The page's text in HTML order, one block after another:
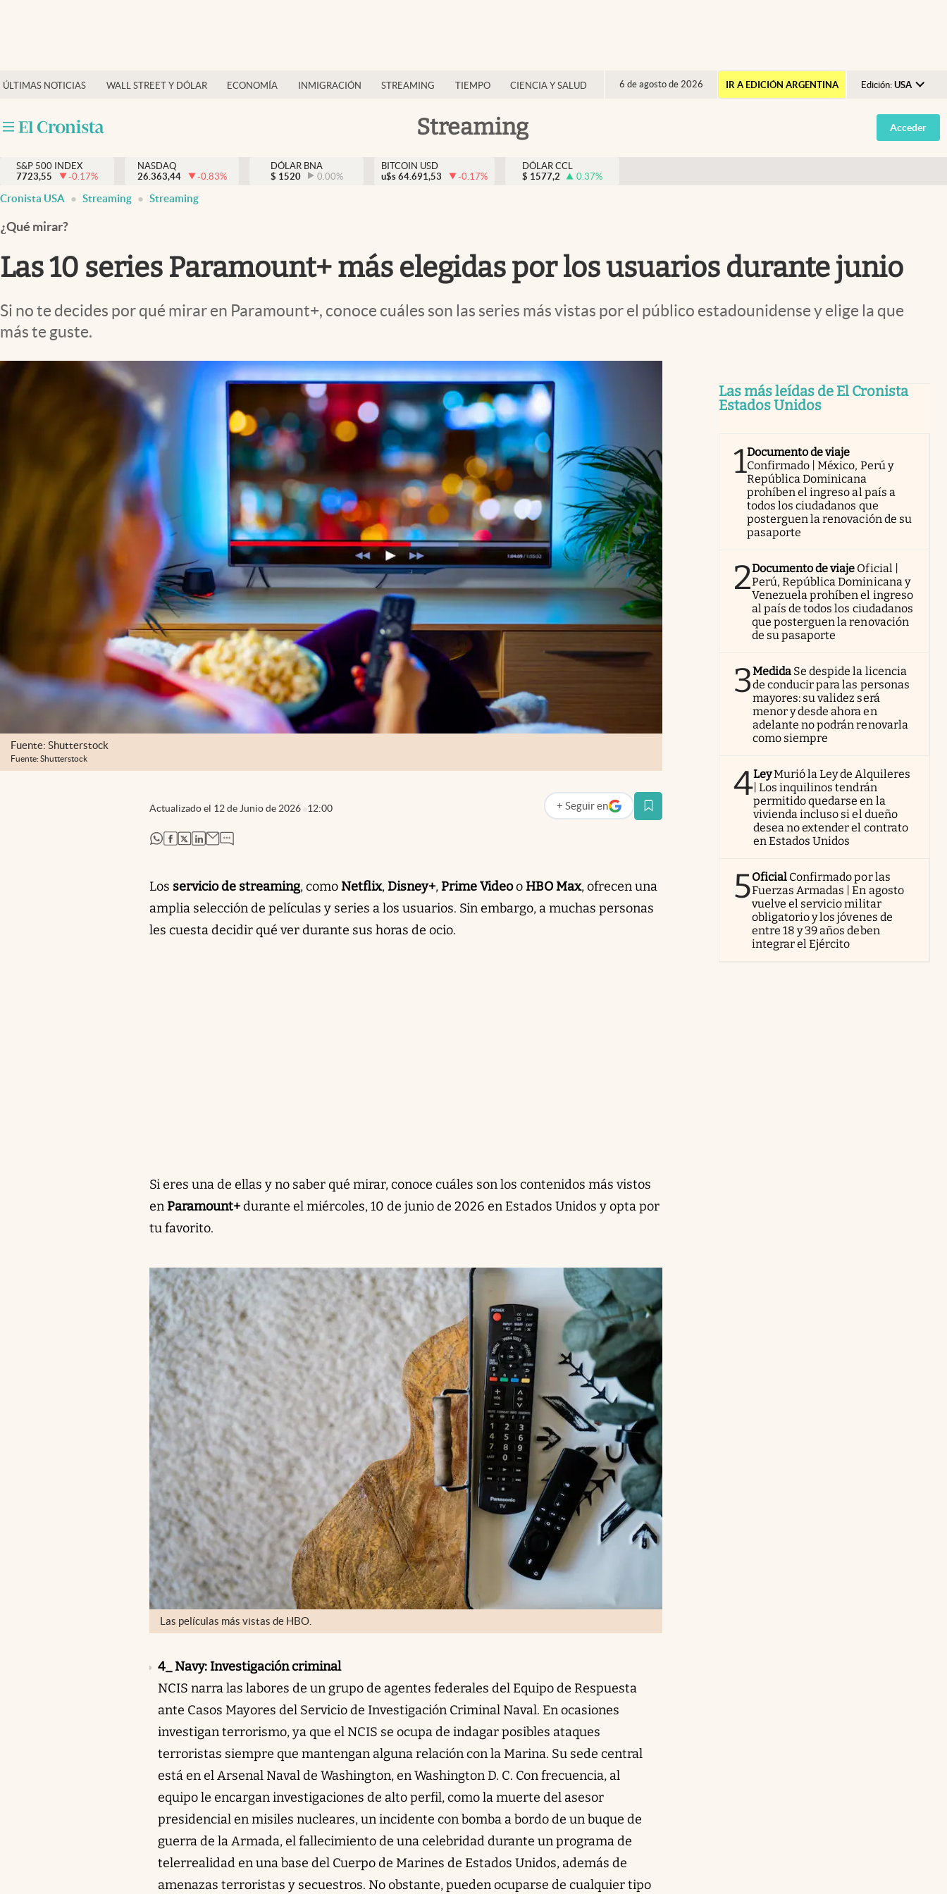
ÚLTIMAS NOTICIAS WALL STREET Y DÓLAR ECONOMÍA INMIGRACIÓN STREAMING TIEMPO CIENCIA Y SALUD 6 de agosto de 2026 IR A EDICIÓN ARGENTINA Edición: USA
Argentina
España
Streaming
Finanzas y economía
Inmigración
Trending
Streaming
Lifestyle
Acceder
S&P 500 INDEX
7723,55
-0.17%
NASDAQ
26.363,44
-0.83%
DÓLAR BNA
$ 1520 0.00%
BITCOIN USD
u$s 64.691,53 -0.17%
DÓLAR CCL
$ 1577,2 0.37%
Cronista USA Streaming Streaming
¿Qué mirar?
Las 10 series Paramount+ más elegidas por los usuarios durante junio
Si no te decides por qué mirar en Paramount+, conoce cuáles son las series más vistas por el público estadounidense y elige la que
más te guste.
Fuente: Shutterstock
Fuente: Shutterstock
Actualizado el 12 de Junio de 2026 12:00 + Seguir en
abre en nueva pestaña
abre en nueva pestaña
abre en nueva pestaña
abre en nueva pestaña
abre en nueva pestaña
Los servicio de streaming, comoNetflix,Disney+,Prime VideooHBO Max, ofrecen una
amplia selección de películas y series a los usuarios. Sin embargo, a muchas personas
les cuesta decidir qué ver durante sus horas de ocio.
Si eres una de ellas y no saber qué mirar, conoce cuáles son los contenidos más vistos
enParamount+durante el miércoles, 10 de junio de 2026 en Estados Unidos y opta por
tu favorito.
Las películas más vistas de HBO.
4_ Navy: Investigación criminal
NCIS narra las labores de un grupo de agentes federales del Equipo de Respuesta
ante Casos Mayores del Servicio de Investigación Criminal Naval. En ocasiones
investigan terrorismo, ya que el NCIS se ocupa de indagar posibles ataques
terroristas siempre que mantengan alguna relación con la Marina. Su sede central
está en el Arsenal Naval de Washington, en Washington D. C. Con frecuencia, al
equipo le encargan investigaciones de alto perfil, como la muerte del asesor
presidencial en misiles nucleares, un incidente con bomba a bordo de un buque de
guerra de la Armada, el fallecimiento de una celebridad durante un programa de
telerrealidad en una base del Cuerpo de Marines de Estados Unidos, además de
amenazas terroristas y secuestros. No obstante, pueden ocuparse de cualquier tipo
Las más leídas de El Cronista
Estados Unidos
1Documento de viaje
Confirmado | México, Perú y
República Dominicana
prohíben el ingreso al país a
todos los ciudadanos que
posterguen la renovación de su
pasaporte
2Documento de viaje Oficial |
Perú, República Dominicana y
Venezuela prohíben el ingreso
al país de todos los ciudadanos
que posterguen la renovación
de su pasaporte
3Medida Se despide la licencia
de conducir para las personas
mayores: su validez será
menor y desde ahora en
adelante no podrán renovarla
como siempre
4LeyMurió la Ley de Alquileres
| Los inquilinos tendrán
permitido quedarse en la
vivienda incluso si el dueño
desea no extender el contrato
en Estados Unidos
5Oficial Confirmado por las
Fuerzas Armadas | En agosto
vuelve el servicio militar
obligatorio y los jóvenes de
entre 18 y 39 años deben
integrar el Ejército